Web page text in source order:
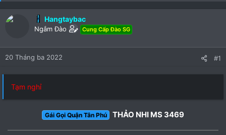
Hangtaybac
Ngắm Đào Cung Cấp Đào SG
20 Tháng ba 2022 #1
Tạm nghỉ
Gái Gọi Quận Tân Phú THẢO NHI MS 3469